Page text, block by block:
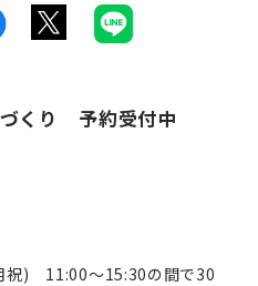
くり 予約受付中
祝) 11:00～15:30の間で30